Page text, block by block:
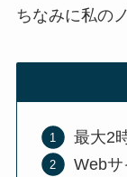
ちなみに私の
最大2
Webサ